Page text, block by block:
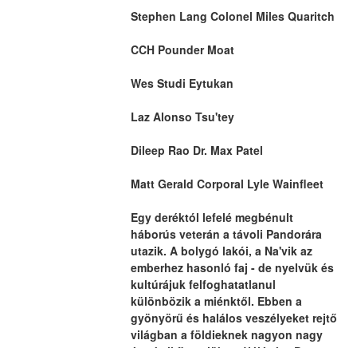
Stephen Lang Colonel Miles Quaritch
CCH Pounder Moat
Wes Studi Eytukan
Laz Alonso Tsu'tey
Dileep Rao Dr. Max Patel
Matt Gerald Corporal Lyle Wainfleet
Egy deréktól lefelé megbénult
háborús veterán a távoli Pandorára
utazik. A bolygó lakói, a Na'vik az
emberhez hasonló faj - de nyelvük és
kultúrájuk felfoghatatlanul
különbözik a miénktől. Ebben a
gyönyörű és halálos veszélyeket rejtő
világban a földieknek nagyon nagy